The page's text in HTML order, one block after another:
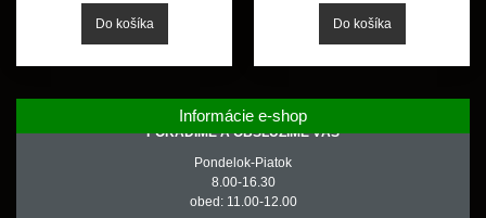
Informácie e-shop
PORADÍME A OBSLÚŽIME VÁS
Pondelok-Piatok
8.00-16.30
obed: 11.00-12.00